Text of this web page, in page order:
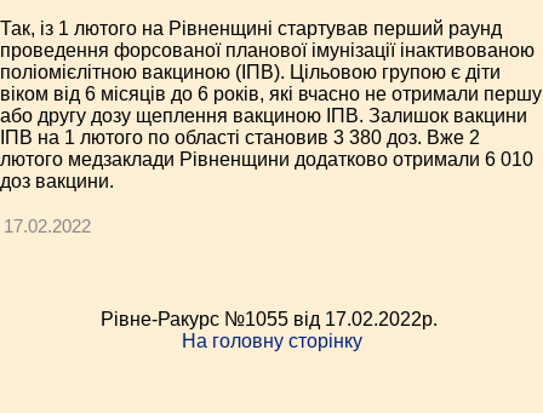
Так, із 1 лютого на Рівненщині стартував перший раунд
проведення форсованої планової імунізації інактивованою
поліомієлітною вакциною (ІПВ). Цільовою групою є діти
віком від 6 місяців до 6 років, які вчасно не отримали першу
або другу дозу щеплення вакциною ІПВ. Залишок вакцини
ІПВ на 1 лютого по області становив 3 380 доз. Вже 2
лютого медзаклади Рівненщини додатково отримали 6 010
доз вакцини.
17.02.2022
Рівне-Ракурс №1055 від 17.02.2022p.
На головну сторінку